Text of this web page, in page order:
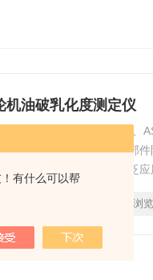
有什么可以帮
机油破乳化度测定仪
度测定仪符合 GB/T11143、
汽轮机油和水混合时对铁部
油防锈能力的测定。可广泛
浏